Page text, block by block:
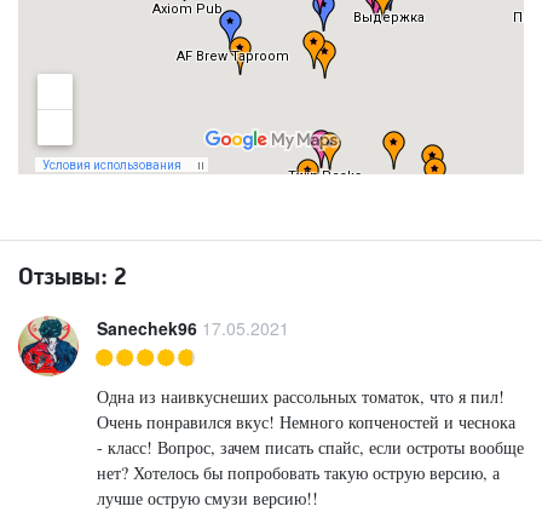
Отзывы: 2
Sanechek96 17.05.2021
Одна из наивкуснеших рассольных томаток, что я пил!
Очень понравился вкус! Немного копченостей и чеснока
- класс! Вопрос, зачем писать спайс, если остроты вообще
нет? Хотелось бы попробовать такую острую версию, а
лучше острую смузи версию!!